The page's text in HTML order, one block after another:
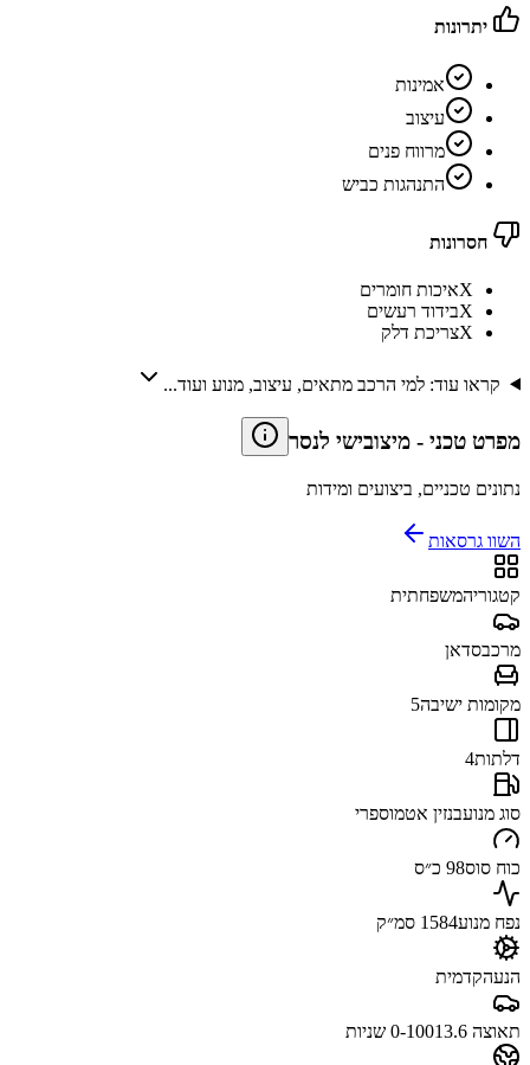
יתרונות
אמינות
עיצוב
מרווח פנים
התנהגות כביש
חסרונות
Xאיכות חומרים
Xבידוד רעשים
Xצריכת דלק
קראו עוד: למי הרכב מתאים, עיצוב, מנוע ועוד...
מפרט טכני - מיצובישי לנסר
נתונים טכניים, ביצועים ומידות
השוו גרסאות
קטגוריהמשפחתית
מרכבסדאן
מקומות ישיבה5
דלתות4
סוג מנועבנזין אטמוספרי
כוח סוס98 כ״ס
נפח מנוע1584 סמ״ק
הנעהקדמית
תאוצה 0-100 13.6 שניות